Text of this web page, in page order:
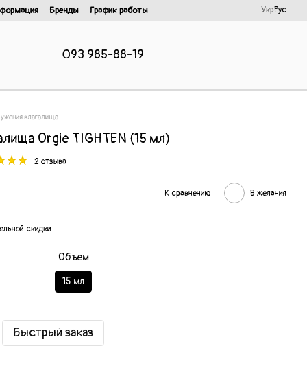
Бренды
График работы
УкрРус
093 985-88-19
влагалища
Orgie TIGHTEN (15 мл)
2 отзыва
К сравнению В желания
скидки
Объем
15 мл
Быстрый заказ